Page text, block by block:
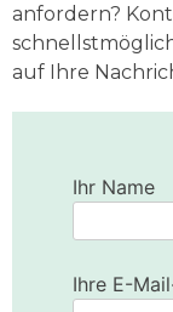
anfordern?
auf Ihre
Ihr Name
Ihre E-